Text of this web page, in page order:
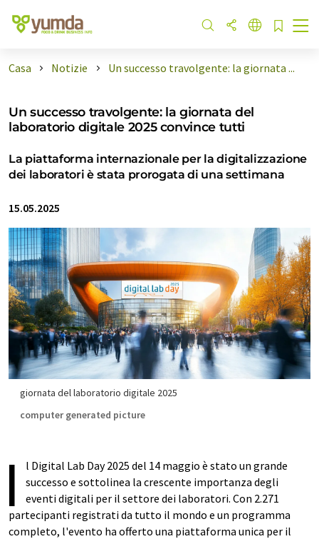
Casa Notizie Un successo travolgente: la giornata ...
Un successo travolgente: la giornata del
laboratorio digitale 2025 convince tutti
La piattaforma internazionale per la digitalizzazione
dei laboratori è stata prorogata di una settimana
15.05.2025
giornata del laboratorio digitale 2025
computer generated picture
I
l Digital Lab Day 2025 del 14 maggio è stato un grande
successo e sottolinea la crescente importanza degli
eventi digitali per il settore dei laboratori. Con 2.271
partecipanti registrati da tutto il mondo e un programma
completo, l'evento ha offerto una piattaforma unica per il